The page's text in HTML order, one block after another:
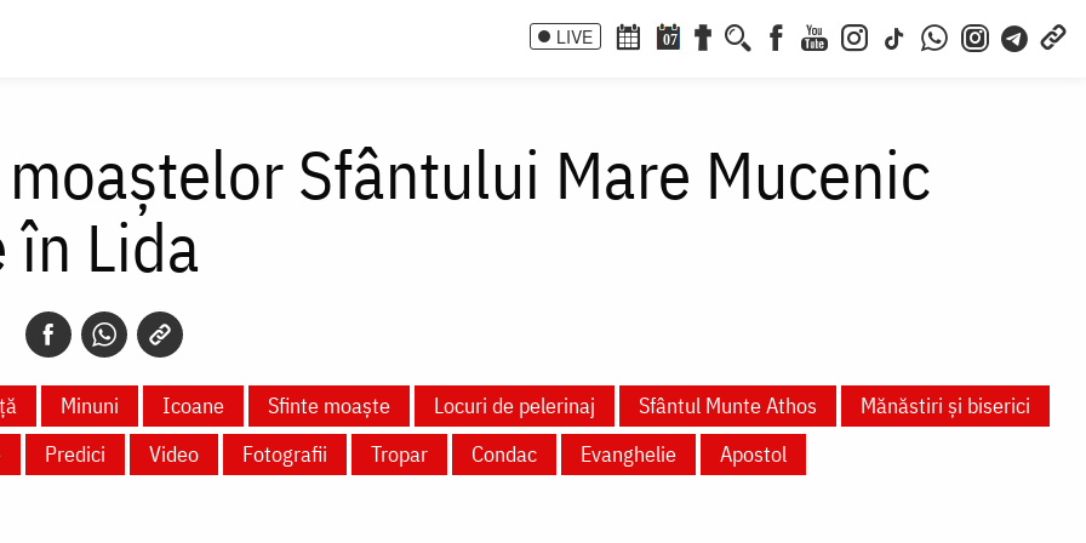
LIVE 07
Sfântului Mare Mucenic
în Lida
Minuni Icoane Sfinte moaște Locuri de pelerinaj Sfântul Munte Athos
Mănăstiri și biserici
Predici Video Fotografii Tropar Condac Evanghelie Apostol